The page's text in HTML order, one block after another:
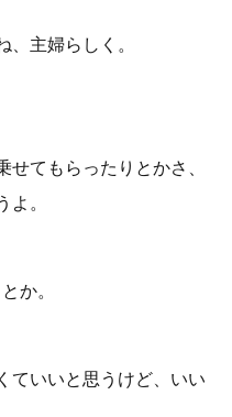
、主婦らしく。
てもらったりとかさ、
。
か。
ていいと思うけど、いい